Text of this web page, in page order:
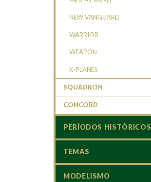
NEW VANGUARD
WARRIOR
WEAPON
X-PLANES
SQUADRON
CONCORD
PERÍODOS HISTÓRICOS
TEMAS
MODELISMO